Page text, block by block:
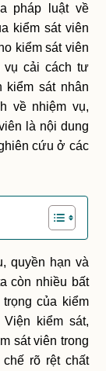
pháp luật về
kiểm sát viên
kiểm sát viên
vụ cải cách tư
kiểm sát nhân
về nhiệm vụ,
là nội dung
cứu ở các
quyền hạn và
còn nhiều bất
của kiểm
kiểm sát,
sát viên trong
rõ rệt chất